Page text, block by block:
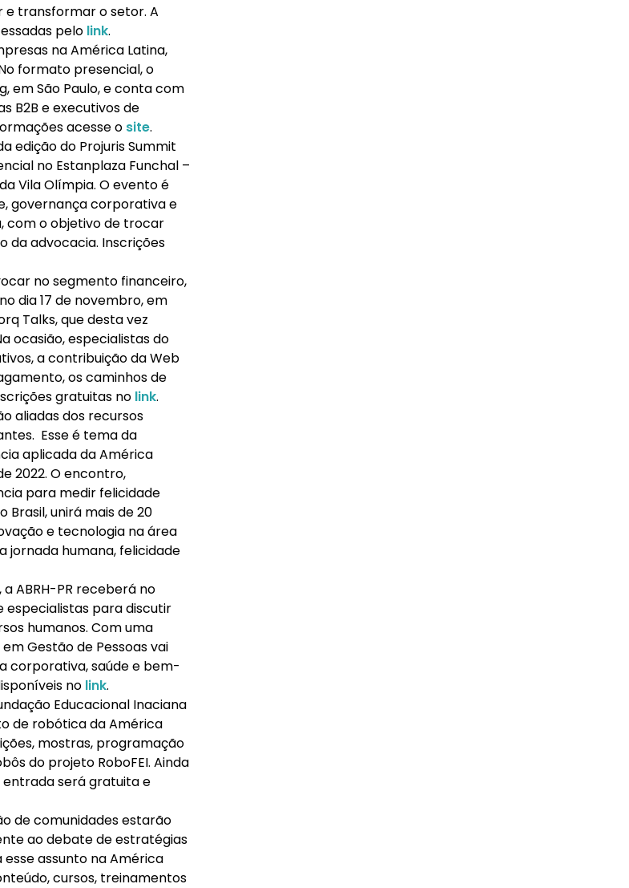
e transformar o setor. A
pelo link.
na América Latina,
formato presencial, o
em São Paulo, e conta com
B2B e executivos de
acesse o site.
edição do Projuris Summit
no Estanplaza Funchal –
Vila Olímpia. O evento é
governança corporativa e
com o objetivo de trocar
da advocacia. Inscrições
no segmento financeiro,
dia 17 de novembro, em
Talks, que desta vez
ocasião, especialistas do
a contribuição da Web
os caminhos de
gratuitas no link.
aliadas dos recursos
Esse é tema da
aplicada da América
2022. O encontro,
para medir felicidade
unirá mais de 20
e tecnologia na área
jornada humana, felicidade
ABRH-PR receberá no
especialistas para discutir
humanos. Com uma
Gestão de Pessoas vai
corporativa, saúde e bem-
no link.
Educacional Inaciana
de robótica da América
mostras, programação
do projeto RoboFEI. Ainda
entrada será gratuita e
de comunidades estarão
ao debate de estratégias
assunto na América
cursos, treinamentos